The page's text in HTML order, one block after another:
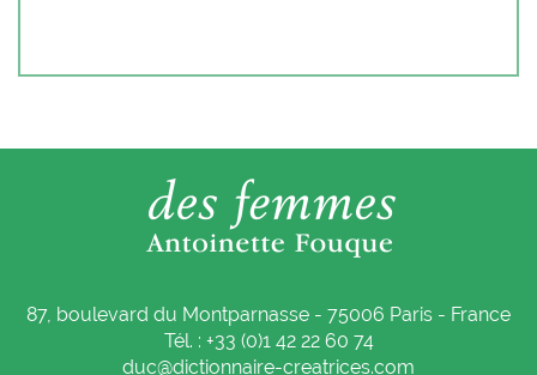
87, boulevard du Montparnasse - 75006 Paris - France
Tél. : +33 (0)1 42 22 60 74
duc@dictionnaire-creatrices.com